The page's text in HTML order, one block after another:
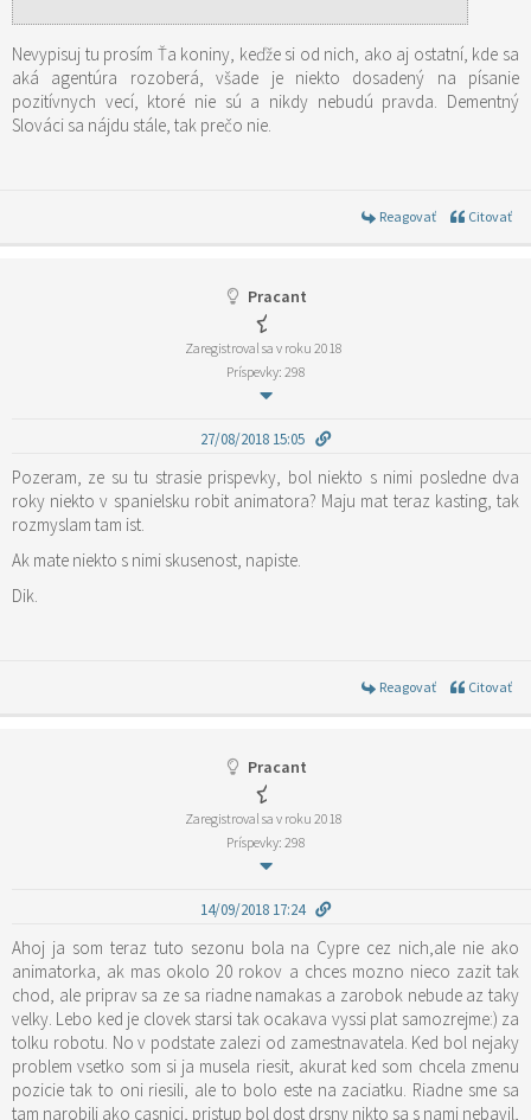
Nevypisuj tu prosím Ťa koniny, keďže si od nich, ako aj ostatní, kde sa
aká agentúra rozoberá, všade je niekto dosadený na písanie
pozitívnych vecí, ktoré nie sú a nikdy nebudú pravda. Dementný
Slováci sa nájdu stále, tak prečo nie.
Reagovať Citovať
Pracant
Zaregistroval sa v roku 2018
Príspevky: 298
27/08/2018 15:05
Pozeram, ze su tu strasie prispevky, bol niekto s nimi posledne dva
roky niekto v spanielsku robit animatora? Maju mat teraz kasting, tak
rozmyslam tam ist.
Ak mate niekto s nimi skusenost, napiste.
Dik.
Reagovať Citovať
Pracant
Zaregistroval sa v roku 2018
Príspevky: 298
14/09/2018 17:24
Ahoj ja som teraz tuto sezonu bola na Cypre cez nich,ale nie ako
animatorka, ak mas okolo 20 rokov a chces mozno nieco zazit tak
chod, ale priprav sa ze sa riadne namakas a zarobok nebude az taky
velky. Lebo ked je clovek starsi tak ocakava vyssi plat samozrejme:) za
tolku robotu. No v podstate zalezi od zamestnavatela. Ked bol nejaky
problem vsetko som si ja musela riesit, akurat ked som chcela zmenu
pozicie tak to oni riesili, ale to bolo este na zaciatku. Riadne sme sa
tam narobili ako casnici, pristup bol dost drsny nikto sa s nami nebavil,